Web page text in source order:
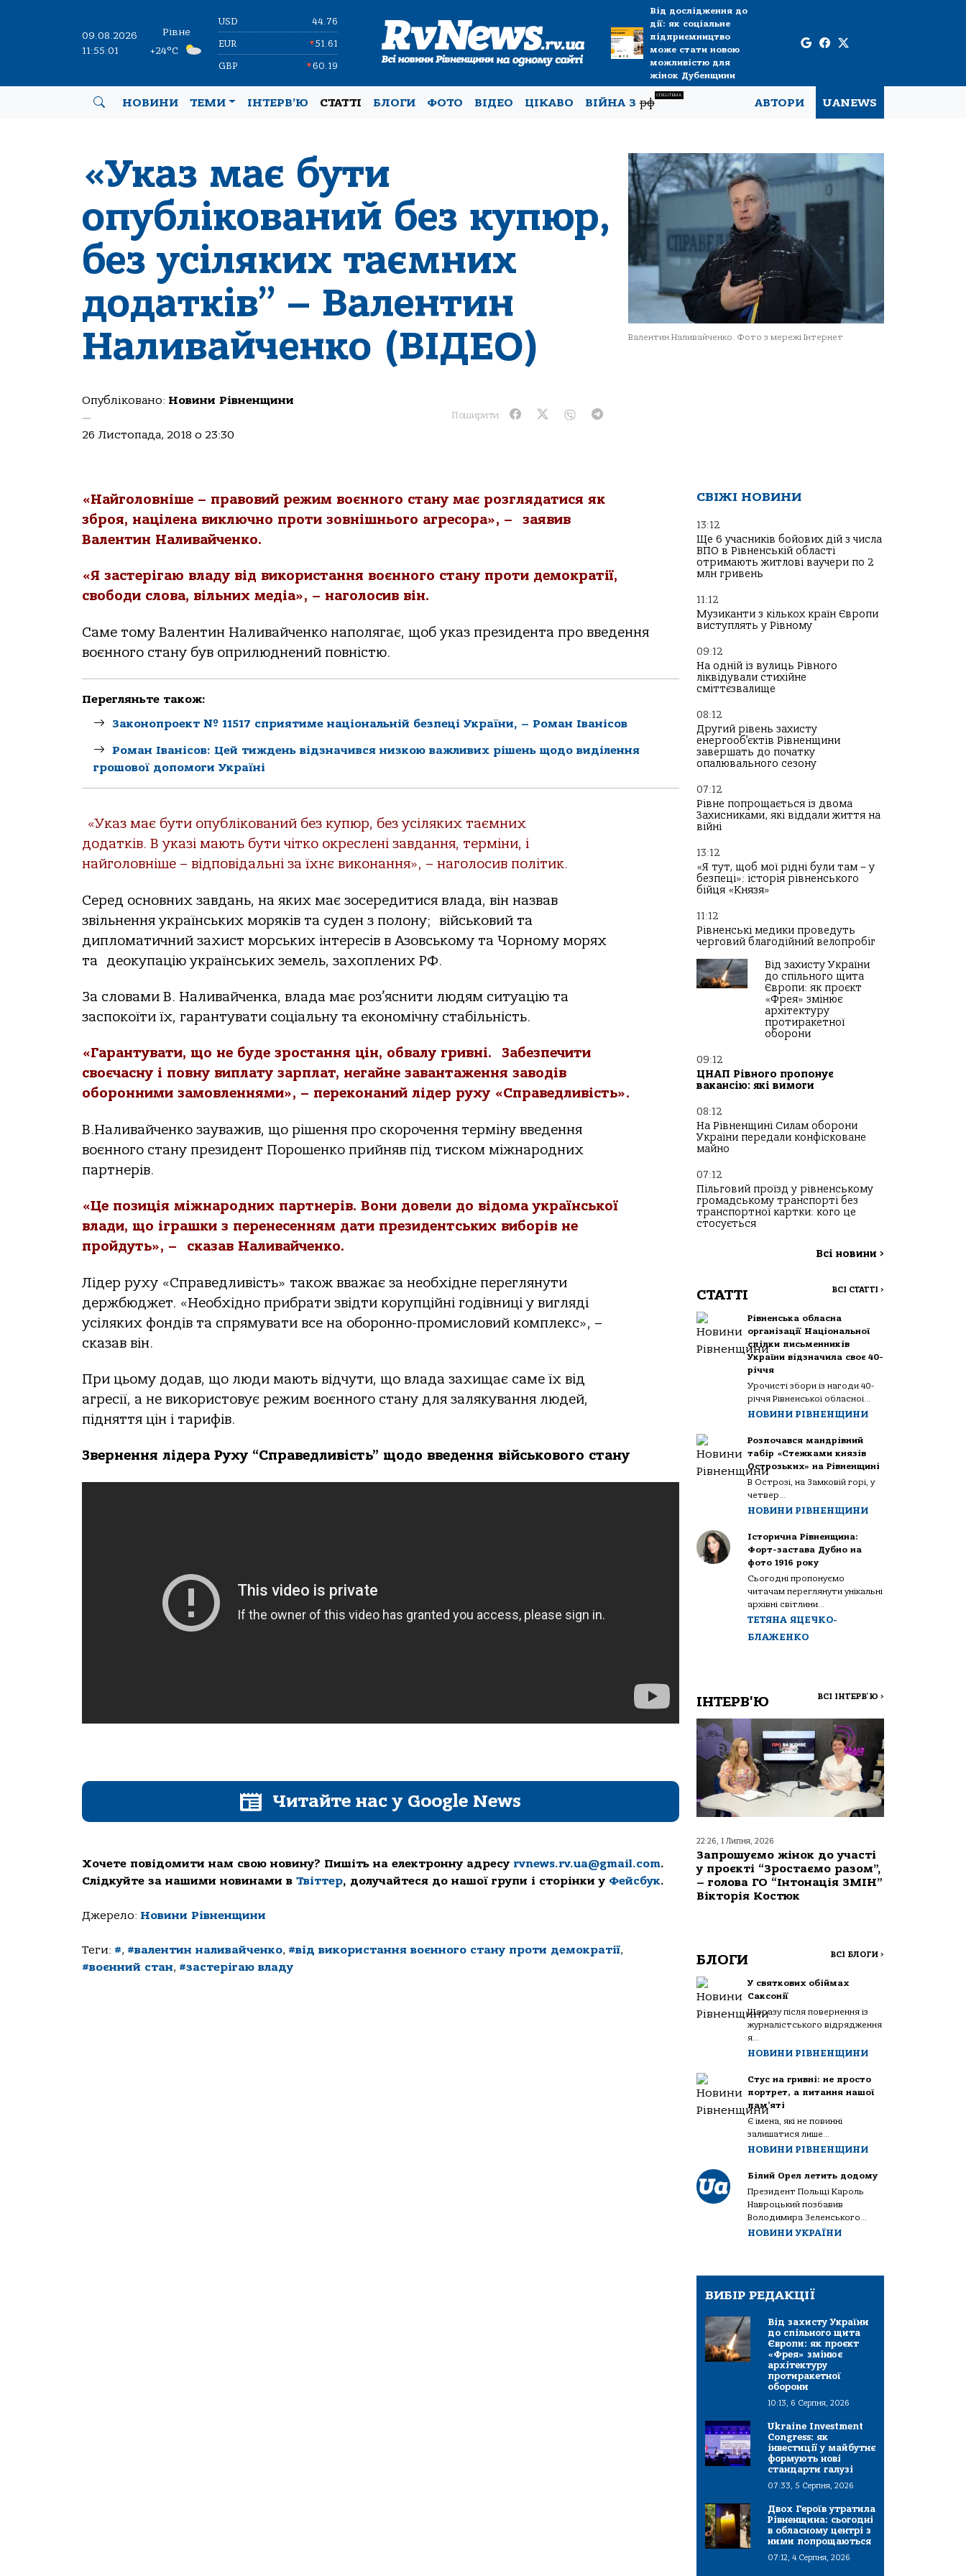
09.08.2026
11:55:02
Рівне
+24°C
USD 44.76
EUR ▼51.61
GBP ▼60.19
Від дослідження до
дії: як соціальне
підприємництво
може стати новою
можливістю для
жінок Дубенщини
НОВИНИ ТЕМИ ІНТЕРВ’Ю СТАТТІ БЛОГИ ФОТО ВІДЕО ЦІКАВО ВІЙНА Зрф
СПЕЦТЕМА
АВТОРИ UANEWS
«Указ має бути
опублікований без купюр,
без усіляких таємних
додатків” – Валентин
Наливайченко (ВІДЕО)
Опубліковано: Новини Рівненщини
—
26 Листопада, 2018 о 23:30
Поширити:
Валентин Наливайченко. Фото з мережі Інтернет
«Найголовніше – правовий режим воєнного стану має розглядатися як
зброя, націлена виключно проти зовнішнього агресора», – заявив
Валентин Наливайченко.
«Я застерігаю владу від використання воєнного стану проти демократії,
свободи слова, вільних медіа», – наголосив він.
Саме тому Валентин Наливайченко наполягає, щоб указ президента про введення
воєнного стану був оприлюднений повністю.
Перегляньте також:
Законопроект № 11517 сприятиме національній безпеці України, – Роман Іванісов
Роман Іванісов: Цей тиждень відзначився низкою важливих рішень щодо виділення
грошової допомоги Україні
«Указ має бути опублікований без купюр, без усіляких таємних
додатків. В указі мають бути чітко окреслені завдання, терміни, і
найголовніше – відповідальні за їхнє виконання», – наголосив політик.
Серед основних завдань, на яких має зосередитися влада, він назвав
звільнення українських моряків та суден з полону; військовий та
дипломатичний захист морських інтересів в Азовському та Чорному морях
та деокупацію українських земель, захоплених РФ.
За словами В. Наливайченка, влада має роз’яснити людям ситуацію та
заспокоїти їх, гарантувати соціальну та економічну стабільність.
«Гарантувати, що не буде зростання цін, обвалу гривні. Забезпечити
своєчасну і повну виплату зарплат, негайне завантаження заводів
оборонними замовленнями», – переконаний лідер руху «Справедливість».
В.Наливайченко зауважив, що рішення про скорочення терміну введення
воєнного стану президент Порошенко прийняв під тиском міжнародних
партнерів.
«Це позиція міжнародних партнерів. Вони довели до відома української
влади, що іграшки з перенесенням дати президентських виборів не
пройдуть», – сказав Наливайченко.
Лідер руху «Справедливість» також вважає за необхідне переглянути
держбюджет. «Необхідно прибрати звідти корупційні годівниці у вигляді
усіляких фондів та спрямувати все на оборонно-промисловий комплекс», –
сказав він.
При цьому додав, що люди мають відчути, що влада захищає саме їх від
агресії, а не використовує режим воєнного стану для залякування людей,
підняття цін і тарифів.
Звернення лідера Руху “Справедливість” щодо введення військового стану
Читайте нас у Google News
Хочете повідомити нам свою новину? Пишіть на електронну адресу rvnews.rv.ua@gmail.com.
Слідкуйте за нашими новинами в Твіттер, долучайтеся до нашої групи і сторінки у Фейсбук.
Джерело: Новини Рівненщини
Теги: #, #валентин наливайченко, #від використання воєнного стану проти демократії,
#воєнний стан, #застерігаю владу
СВІЖІ НОВИНИ
13:12
Ще 6 учасників бойових дій з числа
ВПО в Рівненській області
отримають житлові ваучери по 2
млн гривень
11:12
Музиканти з кількох країн Європи
виступлять у Рівному
09:12
На одній із вулиць Рівного
ліквідували стихійне
сміттєзвалище
08:12
Другий рівень захисту
енергооб’єктів Рівненщини
завершать до початку
опалювального сезону
07:12
Рівне попрощається із двома
Захисниками, які віддали життя на
війні
13:12
«Я тут, щоб мої рідні були там – у
безпеці»: історія рівненського
бійця «Князя»
11:12
Рівненські медики проведуть
черговий благодійний велопробіг
Від захисту України
до спільного щита
Європи: як проєкт
«Фрея» змінює
архітектуру
протиракетної
оборони
09:12
ЦНАП Рівного пропонує
вакансію: які вимоги
08:12
На Рівненщині Силам оборони
України передали конфісковане
майно
07:12
Пільговий проїзд у рівненському
громадському транспорті без
транспортної картки: кого це
стосується
Всі новини >
СТАТТІ ВСІ СТАТТІ >
Рівненська обласна
організації Національної
спілки письменників
України відзначила своє 40-
річчя
Урочисті збори із нагоди 40-
річчя Рівненської обласної...
НОВИНИ РІВНЕНЩИНИ
Розпочався мандрівний
табір «Стежками князів
Острозьких» на Рівненщині
В Острозі, на Замковій горі, у
четвер...
НОВИНИ РІВНЕНЩИНИ
Історична Рівненщина:
Форт-застава Дубно на
фото 1916 року
Сьогодні пропонуємо
читачам переглянути унікальні
архівні світлини...
ТЕТЯНА ЯЦЕЧКО-
БЛАЖЕНКО
ІНТЕРВ'Ю ВСІ ІНТЕРВ'Ю >
22:26, 1 Липня, 2026
Запрошуємо жінок до участі
у проєкті “Зростаємо разом”,
– голова ГО “Інтонація ЗМІН”
Вікторія Костюк
БЛОГИ ВСІ БЛОГИ >
У святкових обіймах
Саксонії
Щоразу після повернення із
журналістського відрядження
я...
НОВИНИ РІВНЕНЩИНИ
Стус на гривні: не просто
портрет, а питання нашої
пам’яті
Є імена, які не повинні
залишатися лише...
НОВИНИ РІВНЕНЩИНИ
Білий Орел летить додому
Президент Польщі Кароль
Навроцький позбавив
Володимира Зеленського...
НОВИНИ УКРАЇНИ
ВИБІР РЕДАКЦІЇ
Від захисту України
до спільного щита
Європи: як проєкт
«Фрея» змінює
архітектуру
протиракетної
оборони
10:13, 6 Серпня, 2026
Ukraine Investment
Congress: як
інвестиції у майбутнє
формують нові
стандарти галузі
07:33, 5 Серпня, 2026
Двох Героїв утратила
Рівненщина: сьогодні
в обласному центрі з
ними попрощаються
07:12, 4 Серпня, 2026